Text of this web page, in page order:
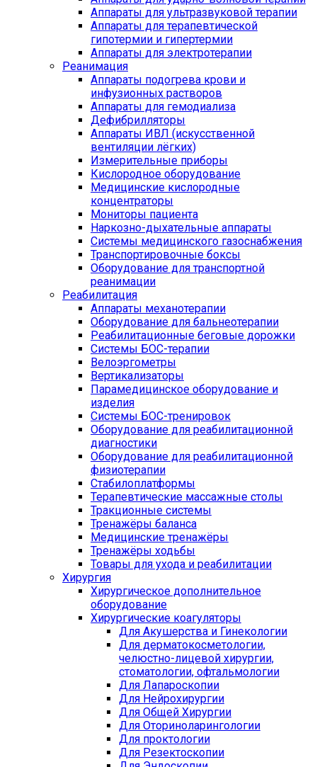
Аппараты для ультразвуковой терапии
Аппараты для терапевтической
гипотермии и гипертермии
Аппараты для электротерапии
Реанимация
Аппараты подогрева крови и
инфузионных растворов
Аппараты для гемодиализа
Дефибрилляторы
Аппараты ИВЛ (искусственной
вентиляции лёгких)
Измерительные приборы
Кислородное оборудование
Медицинские кислородные
концентраторы
Мониторы пациента
Наркозно-дыхательные аппараты
Системы медицинского газоснабжения
Транспортировочные боксы
Оборудование для транспортной
реанимации
Реабилитация
Аппараты механотерапии
Оборудование для бальнеотерапии
Реабилитационные беговые дорожки
Системы БОС-терапии
Велоэргометры
Вертикализаторы
Парамедицинское оборудование и
изделия
Системы БОС-тренировок
Оборудование для реабилитационной
диагностики
Оборудование для реабилитационной
физиотерапии
Стабилоплатформы
Терапевтические массажные столы
Тракционные системы
Тренажёры баланса
Медицинские тренажёры
Тренажёры ходьбы
Товары для ухода и реабилитации
Хирургия
Хирургическое дополнительное
оборудование
Хирургические коагуляторы
Для Акушерства и Гинекологии
Для дерматокосметологии,
челюстно-лицевой хирургии,
стоматологии, офтальмологии
Для Лапароскопии
Для Нейрохирургии
Для Общей Хирургии
Для Оториноларингологии
Для проктологии
Для Резектоскопии